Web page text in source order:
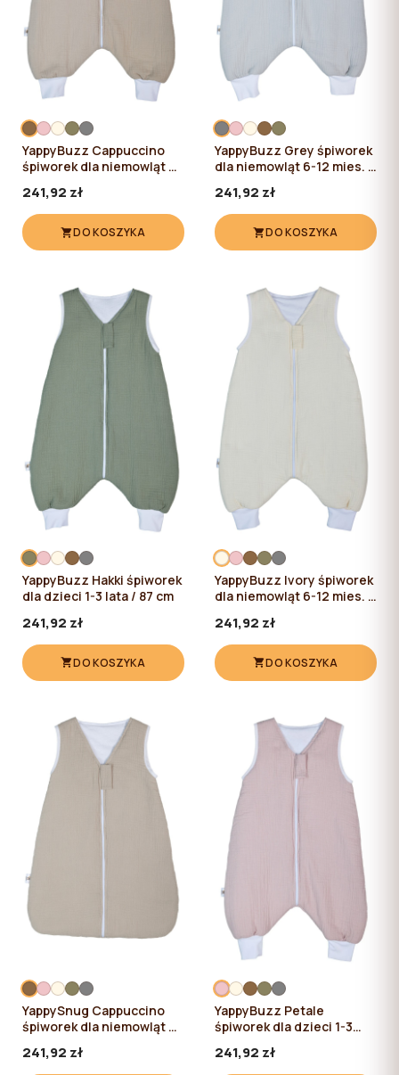
YappyBuzz Cappuccino
śpiworek dla niemowląt 6-
241,92 zł
DO KOSZYKA
YappyBuzz Grey śpiworek
dla niemowląt 6-12 mies. /
241,92 zł
DO KOSZYKA
YappyBuzz Hakki śpiworek
dla dzieci 1-3 lata / 87 cm
241,92 zł
DO KOSZYKA
YappyBuzz Ivory śpiworek
dla niemowląt 6-12 mies. /
241,92 zł
DO KOSZYKA
YappySnug Cappuccino
śpiworek dla niemowląt 6-
241,92 zł
YappyBuzz Petale
śpiworek dla dzieci 1-3
241,92 zł